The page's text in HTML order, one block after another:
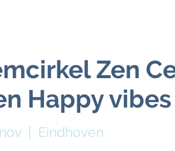
Zen
Happy vibes
  |
Eindhoven